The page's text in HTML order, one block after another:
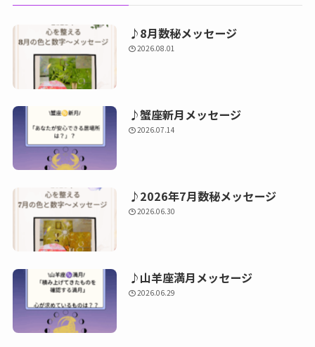
♪8月数秘メッセージ
2026.08.01
♪蟹座新月メッセージ
2026.07.14
♪2026年7月数秘メッセージ
2026.06.30
♪山羊座満月メッセージ
2026.06.29